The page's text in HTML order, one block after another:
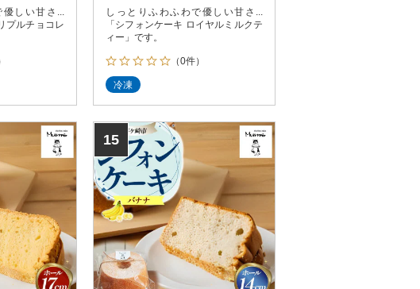
しい甘さ...
プルチョコレ
しっとりふわふわで優しい甘さ...
「シフォンケーキ ロイヤルミルクテ
ィー」です。
（0件）
冷凍
15